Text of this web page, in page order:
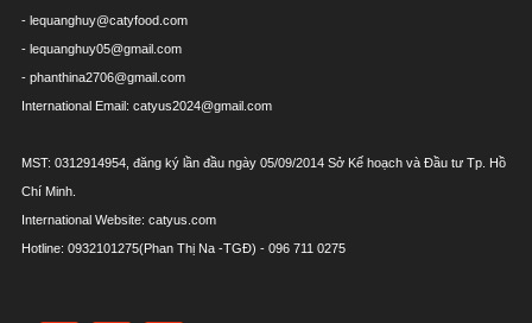
- lequanghuy@catyfood.com
- lequanghuy05@gmail.com
- phanthina2706@gmail.com
International Email: catyus2024@gmail.com
MST: 0312914954, đăng ký lần đầu ngày 05/09/2014 Sở Kế hoạch và Đầu tư Tp. Hồ
Chí Minh.
International Website: catyus.com
Hotline: 0932101275(Phan Thị Na -TGĐ) - 096 711 0275